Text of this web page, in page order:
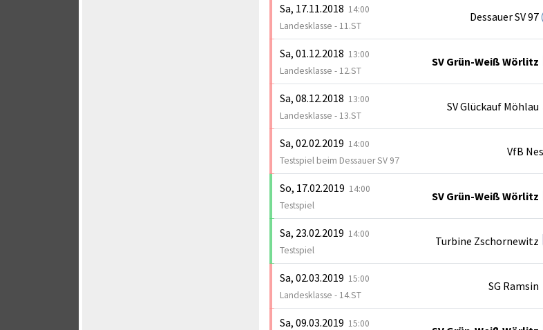
Sa, 17.11.2018 14:00
Landesklasse - 11.ST
Dessauer SV 97
Sa, 01.12.2018 13:00
Landesklasse - 12.ST
SV Grün-Weiß Wörlitz
Sa, 08.12.2018 13:00
Landesklasse - 13.ST
SV Glückauf Möhlau
Sa, 02.02.2019 14:00
Testspiel beim Dessauer SV 97
VfB
So, 17.02.2019 14:00
Testspiel
SV Grün-Weiß Wörlitz
Sa, 23.02.2019 14:00
Testspiel
Turbine Zschornewitz
Sa, 02.03.2019 15:00
Landesklasse - 14.ST
SG Ramsin
Sa, 09.03.2019 15:00